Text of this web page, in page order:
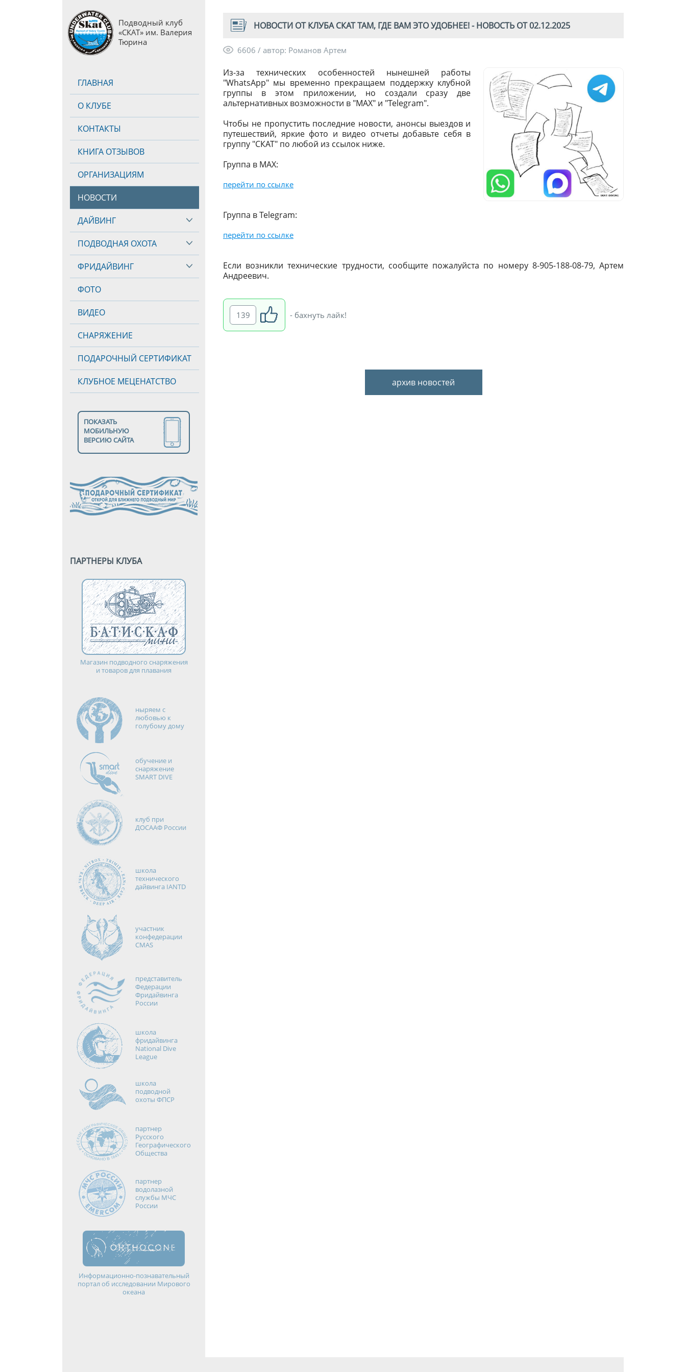
Подводный клуб
«СКАТ» им. Валерия
Тюрина
ГЛАВНАЯ
О КЛУБЕ
КОНТАКТЫ
КНИГА ОТЗЫВОВ
ОРГАНИЗАЦИЯМ
НОВОСТИ
ДАЙВИНГ
ПОДВОДНАЯ ОХОТА
ФРИДАЙВИНГ
ФОТО
ВИДЕО
СНАРЯЖЕНИЕ
ПОДАРОЧНЫЙ СЕРТИФИКАТ
КЛУБНОЕ МЕЦЕНАТСТВО
ПОКАЗАТЬ
МОБИЛЬНУЮ
ВЕРСИЮ САЙТА
ПАРТНЕРЫ КЛУБА
Магазин подводного снаряжения
и товаров для плавания
ныряем с
любовью к
голубому дому
обучение и
снаряжение
SMART DIVE
клуб при
ДОСААФ России
школа
технического
дайвинга IANTD
участник
конфедерации
CMAS
представитель
Федерации
Фридайвинга
России
школа
фридайвинга
National Dive
League
школа
подводной
охоты ФПСР
партнер
Русского
Географического
Общества
партнер
водолазной
службы МЧС
России
Информационно-познавательный
портал об исследовании Мирового
океана
НОВОСТИ ОТ КЛУБА СКАТ ТАМ, ГДЕ ВАМ ЭТО УДОБНЕЕ! - НОВОСТЬ ОТ 02.12.2025
6606 / автор: Романов Артем
Из-за технических особенностей нынешней работы
"WhatsApp" мы временно прекращаем поддержку клубной
группы в этом приложении, но создали сразу две
альтернативных возможности в "MAX" и "Telegram".
Чтобы не пропустить последние новости, анонсы выездов и
путешествий, яркие фото и видео отчеты добавьте себя в
группу "СКАТ" по любой из ссылок ниже.
Группа в MAX:
перейти по ссылке
Группа в Telegram:
перейти по ссылке
Если возникли технические трудности, сообщите пожалуйста по номеру 8-905-188-08-79, Артем
Андреевич.
139 - бахнуть лайк!
архив новостей